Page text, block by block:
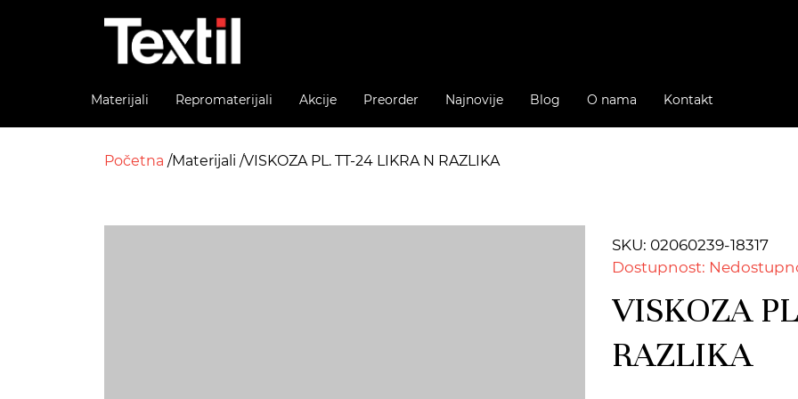
Materijali Repromaterijali Akcije Preorder Najnovije Blog O nama Kontakt
Početna Materijali VISKOZA PL. TT-24 LIKRA N RAZLIKA
SKU: 02060239-18317
Dostupnost:
VISKOZA
RAZLIKA